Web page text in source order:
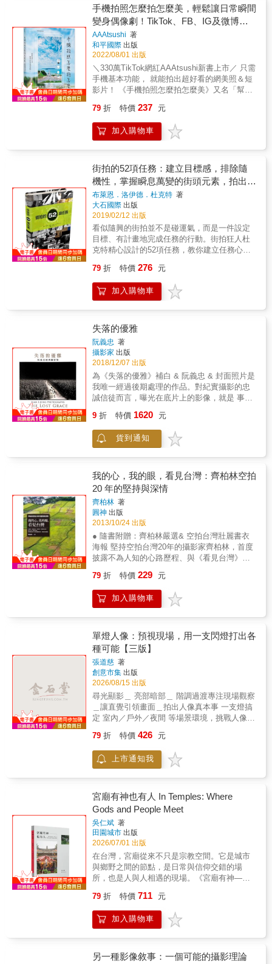
Lang，特別成立了Mobile Photo Network分享
手機照片。 6、做了四十年心理醫生的Jack
Simon自學攝影，目前是Burn My Eye （網路
攝影新浪潮，最有野心的攝影學會）的會員之
一。 藉著臉書、Instagram、flickr等媒介，街
頭攝影已經成為新世代的影像顯學，跟著作者
進入大師的街拍魂，一起用20個經典街拍計
畫，探索好攝影吧！ ▎百位攝影人都是從街拍
開始，練出經驗與手感 梅耶若維茲說：在羅
伯．法蘭克成名前，他就已經在街上認識他
了。原來，在成為攝影大師之前，每位攝影人
都是從街頭開始，練出行走街巷一定要有的敏
銳度。這本書，就是最珍貴的街頭經驗談。作
者從事街頭攝影逾25年，經由爬梳街頭攝影
蹤、陰影、鏡射&hellip;&hellip;將影像決定性瞬
間的祕密，化為具體的20個經典拍攝計畫，帶
領讀者完全參透影像魅力的成因。 【這些技
法，超實用！】 ●基礎技法 Q：如何拍出「很
自然、像是巧合的照片」？ A：使用「等待」
技法 最好看起來像是一走進場景，就自然拍到
的樣子，但畫面看起來不能太完美。 Q：如何
拍出「引人想像、具渲染力的照片」？ A：使
引人，更有想像空間，因為人習慣從背影解讀
拍攝？ A：使用「俯拍」技法 就像是狙擊手在
尋找完美的制高點，可以不受人注意地發現有
趣的視角。 Q：如何拍出「黃色小鴨就在你的
兩指之間」的效果？ A：使用「重疊」技法 如
果照片中的兩個人能夠合而為一，讓觀者困
惑，這張照片就成功了。 ●入門技法 Q：如何
不知不覺拍出「決定性瞬間」？ A：使用「跟
蹤」技法 自然而然地跟蹤一個有趣的人，他可
能會走過一個完美的背景，構成一張完美的照
片。 Q：如何拍出「具有藝術感的照片」？
A：使用「隔層」技法 透過玻璃或其他材質拍
照，增添一種自然的藝術層次，讓畫面多了一
層意義。 Q：如何找出「新的拍攝主題」？
A：使用「鏡射」技法 走過一棟玻璃帷幕大樓
或任何反射影像的表面，你可以貼近它的外
糊」技法 模糊不見得是失誤，但主體必須醒
目，才能從模糊的影像及色彩紋路中跳出來。
Q：如何拍出「超現實的視野」？ A：使用「倒
影」技法 倒影讓人迷惑，也可能帶來驚喜，能
將完全不同的視野回饋給攝影者。 Q：如何創
造自己的「攝影簽名」？ A：試試「陰影」技
法 最傑出的攝影師總會拍攝自己的影子，幾乎
就像是簽名。 &
最偉大的攝影家之一，被譽為「現代新聞攝影
之父」的亨利‧卡提耶-布列松，他如詩歌般雋永
的黑白攝影作品，一幕幕見證著時代重大變革
的黃金比例構圖，影響著一代又一代的攝影
人，直至今日。1947年，他與戰地攝影師羅伯
&middot;卡帕等人，共同創辦馬格蘭攝影通訊
社，透過他最愛的萊卡135旁軸相機與50mm的
標準鏡頭，我們跟隨著他的視角，直抵歷史上
內戰、古巴的卡斯楚與切&middot;格瓦拉、中
國共產黨勝利前夕、甘地遇刺前的數個小
時⋯⋯他也是冷戰期間第一位進入蘇聯的西方
影精華文字集結，完整收錄他在1952年寫下的
經典〈決定性瞬間〉一文，此文當年出版後，
儼然成為報導攝影界的BIBLE：從如何透過影
像說故事、攝影主題、構圖、色彩、技術、客
戶⋯⋯等全面性思考，今日讀來依然深富啓發
性，是布列松留給後代攝影人最偉大的遺產。
在書中，他也回顧了動盪時代的第一手採訪報
導：1948年共產黨勝利前夕的中國、1963年第
一手採訪古巴革命領袖切˙格瓦拉，以及1954年
首度進入蘇聯等歷史片段。書中更收錄他寫給
德烈˙科爾提茲、卡帕、恩斯特˙哈斯等友人的短
信與評論，溫暖的筆調、機智的思考，是歷史
雲煙和時代刻痕環繞下，以心靈之眼緩緩道來
攝影，用視覺的方式發問，又同時做出決定。
●那些消失的，就是永遠消失了：而這也是攝影
師這份工作的焦慮與主要原創性的來源。 ●攝
影，要屏氣凝神，把一切的感官都集中在稍縱
即逝的現實前，若能成功掌握這瞬間的畫面，
無論身心都會深感愉悅。 ●攝影是一種由無止
盡的視覺吸引力所觸動的自發性衝動，它既捕
擊發的這一刻，我們已經本能地將確切的幾何
區域給固定下來，若沒有這些，照片將缺乏個
性、沒有生命力。 ●我的熱情，從來就不在
「攝影」這件事本身，而是為了一種可能性，
種主題以及形式之美所激盪出的情感，那是一
種被眼前送上的東西所喚醒的幾何。 ●為了給
世界賦予意義，就必須先體驗到自己是置身在
透過觀景窗所裁切出來的那個世界裡，這樣的
態度需要專注力、心靈的鍛鍊、敏感度、以及
幾何感。 ─新聞報導攝影─ ●從事新聞報導攝
影，意味著用一連串的照片來述說一個故事。
●報導是頭腦、眼睛、內心的連續運作，為了表
述一個問題，設定一個事件，賦予某些印象。
●有時候，我們認為自己拍了一張最有力量的照
片，即使如此，還是會繼續拍下去，只因無法
明確預知事件究竟會如何發展。 ●要避免掃射
似快速而機械的拍攝，才不至於負載太多無用
伐奔馳。 ●攝影時，永遠要對拍攝對象與自己
抱持著最高的敬意。 ●在攝影時我們必須確定
已經表述一切，沒有留下空缺，否則就會為時
已晚，而人們無法逆轉事件或重新來過。 ●最
終，對攝影師來說最擔心的是，當翻閱雜誌的
時候，竟然發現他的報導存而未用
&hellip;&hellip; ●照相機幫助人們取得某種視覺
的編年史。我們這群人跟其他攝影記者，都在
為這個運轉快速、俗務纏身、意見傾向分歧、
亟需影像作伴的世界提供資訊。 ─主題─ ●主題
厚的現實中，掌握出真正的事實。 ●從攝影來
看，最微小的東西可能會成為偉大的主題，關
於人類的枝微末節也可以成為樂章的主旋律。
─構圖─ ●攝影對我而言，是從現實當中確認出
一種表層的律動、線條的律動、以及價值的律
動。 ●看待一張照片，就像看待一幅畫，須在
一瞬間看到整體；構圖在這邊同步完成，是視
覺元素的有機協調。 ●構圖不能毫無根據，必
須出於必要性，且形式不可與內容分割。 ●為
了能取得黃金比例構圖，攝影師只能仰賴他眼
中的羅盤。 ●構圖必須是我們所關切的課題之
一，但在拍照的當下它純粹出乎直覺，因為我
瞬間。 ─攝影與繪畫─ ●攝影是立即的行動；繪
畫則是默想的結果。 ●我們攝影，出於對生命
的一種預感。 ●攝影也是一種大聲疾呼、追求
●擊發快門，是我諸多素描簿裡的一種。 ─技術
純欣賞純慾美人百變姿態的寫真書，也可以是
繪者作畫時臨摹各種姿勢的工具書
手機拍照怎麼拍怎麼美，輕鬆讓日常瞬間
變身偶像劇！TikTok、FB、IG及微博都
好用，日本330萬人氣內
AAAtsushi 著
和平國際 出版
2022/08/01 出版
＼330萬TikTok網紅AAAtsushi新書上市／ 只需
手機基本功能， 就能拍出超好看的網美照＆短
影片！ 《手機拍照怎麼拍怎麼美》又名「幫女
「脫單加分指南」！ 不希罕脫單的，它一樣能
讓你拍出美照〜（可別浪費你花了X萬元買的手
機啊） ★「把人家的腿拍長一點」，遇到這種
燈節怎麼拍？ 是不是一不小心就燈亮臉黑黑？
這樣對焦保證不失誤！ ★出大景了！想拍卻拍
不出來？ 快！橫拿手機＋啟動全景模式，美照
GET！ ★明明是在不同地方拍的，怎麼每張照
片都這麼像？ 注意！適度留白＋這樣構圖，就
能留下美好回（照）憶（片）！ 台灣也有的
「天空階梯」「盪鞦韆」打卡點，這樣取景，
不必拍1000張就可以有夢幻美照〜 日本超人氣
TikTok網紅AAAtsushi所分享的照片及影片創作
技巧，不只好用，還不必花錢下載APP。這也
前已有330萬追隨者。至今他依舊持續不懈地上
傳各種拍照及攝影剪輯方法。 重點是：無論你
習慣使用哪種社群網站，本書所提供的構圖方
79 折 特價 237 元
加入購物車
街拍的52項任務：建立目標感，排除隨
機性，掌握瞬息萬變的街頭元素，拍出意
涵豐富的城市風景
布萊恩．洛伊德．杜克特 著
大石國際 出版
2019/02/12 出版
看似隨興的街拍並不是碰運氣，而是一件設定
目標、有計畫地完成任務的行動。街拍狂人杜
克特精心設計的52項任務，教你建立任務心
性，變成運用自如的元素，讓你一週完成一個
目標，一年內掌握街頭攝影的所有面向。從此
你的街頭攝影作品將不再充滿隨機性，而是完
與處理形式，同時也是52堂的街拍工作坊，教
你如何在街拍過程中發揮屬於自己的創造力。
這本書是一年份的攝影實習計畫，每週交給你
一項攝影委託案，透過任務概念的說明，讓你
利用瞬息萬變的街頭元素，拍出令人驚豔、意
義豐富的影像，包括尋找特殊倒影、營造都市
層次、運用抽象手法，以及盲拍實驗等。不論
你是正要開始嘗試街頭攝影，還是街拍創作遇
到了瓶頸，這本書都能提供具體的目標和靈
79 折 特價 276 元
加入購物車
失落的優雅
阮義忠 著
攝影家 出版
2018/12/07 出版
為《失落的優雅》補白 & 阮義忠 & 封面照片是
我唯一經過後期處理的作品。對紀實攝影的忠
誠信徒而言，曝光在底片上的影像，就是 事實
其代表的價值，絕不利用對像來彰顯自己的意
識形態。遺憾的是，一路走來，雖碰過很多動
人的事件，卻無法把深刻內涵盡數捕捉。每每
師尚且如此自謙，真叫後 輩汗顏。 目睹這對母
女走入田園小徑時，我並無驚喜，因為天氣陰
沉，遠處山巒欠缺層次，非但無法襯托前 景，
反顯礙眼。照片放出來後果然平淡無奇，底片
一擱就是二十五年，塵封在整面牆的影像檔案
中，不見天日。 & 直至 20 世紀末，我將所有
未發表過的作品整理成四個主題 &ldquo;:有名
人物無名氏 &rdquo;、&ldquo; 手的秘密
&rdquo;、&ldquo; 正 方形的鄉愁 &rdquo; 及
&ldquo; 失落的優雅 &rdquo;，並冠以 &ldquo;
做一階段性的集成。 就在那時，這母女倆的身
影又浮上心頭。 我找出那一格反差平淡、顯影
不足、極難放出正常濃度與對比的底片來，在
加光減光都不滿意。後來靈機一動:如果她 們是
走向一片未知之境呢 ? 就 如同黑澤明電影
《夢》中之景:背著寫生架的畫家走入梵高畫中
的麥田，滿天飛舞的烏鴉塗黑了蒼 穹⋯⋯
&ldquo; 失落的優雅 &rdquo; 的首張照片於焉誕
生。 & 曾有記者問我，優雅的定義是什麼 ? 我
的回答是 &ldquo; 克己復禮 &rdquo;，將這人人
都懂的道理落實於生活中。 這一幀幀的照片雖
它們仍能為越來越難看到的優雅行止稍作補
9 折 特價 1620 元
貨到通知
我的心，我的眼，看見台灣：齊柏林空拍
20 年的堅持與深情
齊柏林 著
圓神 出版
2013/10/24 出版
● 隨書附贈：齊柏林嚴選& 空拍台灣壯麗書衣
海報 堅持空拍台灣20年的攝影家齊柏林，首度
披露不為人知的心路歷程、與《看見台灣》記
所看見的台灣。 這片土地，是我們的家。當你
看見這片土地的美麗與哀愁，才能真正祝福
她。&&&& 很多人說台灣很小，我會反問他
影師。但你可能不知道，他其實有懼高症，連
雲霄飛車都不敢搭；你可能也不知道，他只拍
台灣，而且堅持拍了20多年。他原本只是個普
通的公務員，卻在退休前三年，毅然決定辭
職，放棄即將到手的退休金，投入所有人都認
為不可能的空拍台灣記錄片計畫。這一切，背
後的原因到底是什麼？ 20年的默默堅持，齊柏
林首度將他的心路歷程，透過本書呈現在讀者
面前。於是，我們得以看見，要拍到那一張張
令人讚嘆的照片，需忍受何等高空飛行的不
險？齊柏林又是如何從一個只拍美麗照片的攝
影師，成為一個以記錄台灣地景為職志的觀察
者？又是什麼樣的契機，促使他決定抵押房
在他心中、眼底所見的台灣，又有多少一般人
不知道的真相？ 2013年，齊柏林所拍攝的台灣
第一部空拍記錄片《看見台灣》終於完成。記
錄片中令人驚豔、感動、心疼的的台灣，撼動
了所有觀影者的心。許多片中看不見的故事，
也都收錄在本書當中，包括幾個驚人畫面的拍
攝過程、難得入鏡的「人」的鏡頭從何而來、
許多貴人相助的緣由、籌拍過程及拍攝現場的
需的專業&hellip;&hellip;等。 很多人說，齊柏
覺得。他反而認為自己比別人幸運，能得到許
多人的幫忙。從他的身上，我們看到了一股單
純堅持的力量，如何將不可能化為可能。 本書
特色 1.台灣第一地景空拍攝影師，首次披露堅
79 折 特價 229 元
加入購物車
單燈人像：預視現場，用一支閃燈打出各
種可能【三版】
張道慈 著
創意市集 出版
2026/08/15 出版
尋光顯影＿ 亮部暗部＿ 階調過渡專注現場觀察
＿讓直覺引領畫面＿拍出人像真本事 一支燈搞
定 室內／戶外／夜間 等場景環境，挑戰人像拍
人像攝影師的用光邏輯、打光鏡位與拍攝技
巧，一起修煉攝影心法。「一支燈」、「淺顯
易懂」、「實境佈光圖」為這本書的中心理
們利用單燈來挑戰人像拍攝的可能性，除了說
明日常與人造光線、曝光等基礎運用知識外，
更從照片的影像細節切入，如何從小地方去觀
察一張好照片的構成？並在各個實例拍攝中融
入作者本身長久以來的拍攝心法。我們非常確
定你用心閱讀體會修煉後，偷到技巧只是應該
的，更棒的是你能學會在面對各種不同的拍攝
情境下，適度調整自己的拍攝心態，把攝影交
給靈魂，讓作品說出最真的話。◎沒關係，你
還有一支燈啊！只要記得光從哪裡來，就從那
用光需要大膽假設，掌握光影特性，在亮與暗
之間，打出屬於你自己的——完美階調。
79 折 特價 426 元
上市通知我
宮廟有神也有人 In Temples: Where
Gods and People Meet
吳仁斌 著
田園城市 出版
2026/07/01 出版
在台灣，宮廟從來不只是宗教空間。它是城市
與鄉野之間的節點，是日常與信仰交錯的場
所，也是人與人相遇的現場。《宮廟有神—也
三百餘座宮廟所完成。身為醫者，他習於凝視
細節；作為攝影者，他則將這份敏銳轉化為對
場域與人的觀察。這本書因此不僅是宗教紀
是深入那些更細微的片刻——煙霧之中凝神祈
79 折 特價 711 元
加入購物車
另一種影像敘事：一個可能的攝影理論